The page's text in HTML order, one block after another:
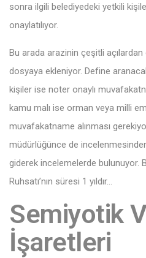
sonra ilgili belediyedeki yetkili
onaylatılıyor.
Bu arada arazinin çeşitli
dosyaya ekleniyor. Define
kişiler ise noter onaylı
kamu malı ise orman veya milli
muvafakatname alınması
müdürlüğünce de
giderek incelemelerde bulunuyor.
Ruhsatı’nın süresi 1 yıldır…
Semiyotik
İşaretleri